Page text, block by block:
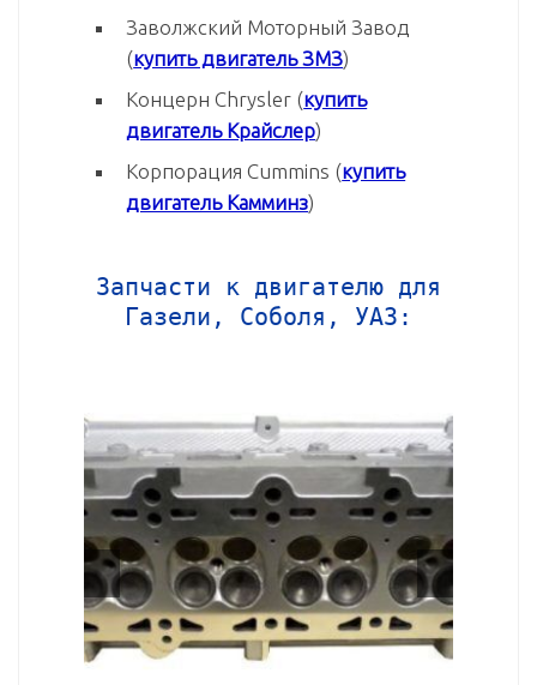
Заволжский Моторный Завод
(купить двигатель ЗМЗ)
Концерн Chrysler (купить
двигатель Крайслер)
Корпорация Cummins (купить
двигатель Камминз)
Запчасти к двигателю для
Газели, Соболя, УАЗ: